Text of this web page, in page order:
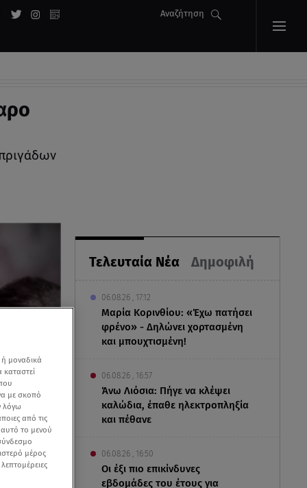
Αναζήτηση
Τελευταία Νέα Δημοφιλή
06.08.26 , 17:12
Μαρία Κορινθίου: «Έχω πατήσει
φρένο» - Δηλώνει χορτασμένη
και μπουχτισμένη!
06.08.26 , 16:57
Άνω Λιόσια: Πήγε να κλέψει
καλώδια, έπαθε ηλεκτροπληξία
και πέθανε
06.08.26 , 16:50
Οι έξι πιο επικίνδυνες
εβδομάδες του έτους για
μοναδικά
με σκοπό
λόγω
από τις
αυτό το μενού
μέρος